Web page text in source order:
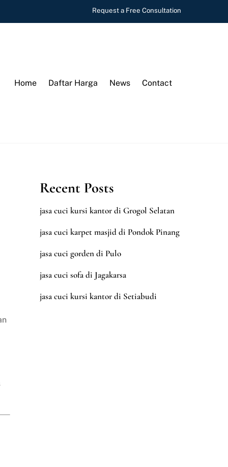
Request a Free Consultation
Home Daftar Harga News Contact
Recent Posts
jasa cuci kursi kantor di Grogol Selatan
jasa cuci karpet masjid di Pondok Pinang
jasa cuci gorden di Pulo
jasa cuci sofa di Jagakarsa
jasa cuci kursi kantor di Setiabudi